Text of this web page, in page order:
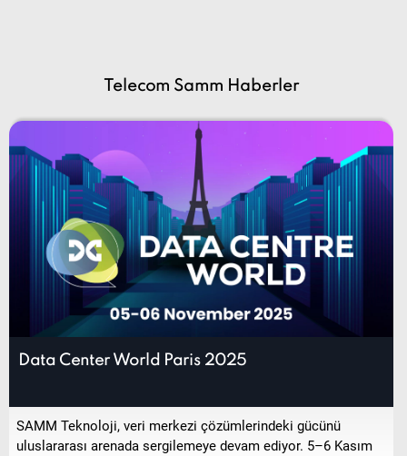
Data Center World Paris 2025
SAMM Teknoloji, veri merkezi çözümlerindeki gücünü
2025 tarihlerinde Paris Expo Porte de Versailles’da
katılacağımızı duyurmaktan mutluluk duyuyoruz.